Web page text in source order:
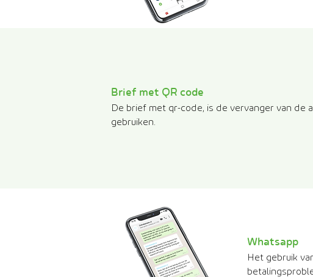
Brief met QR code
De brief met qr-code, is de vervanger van de
gebruiken.
Whatsapp
Het gebruik